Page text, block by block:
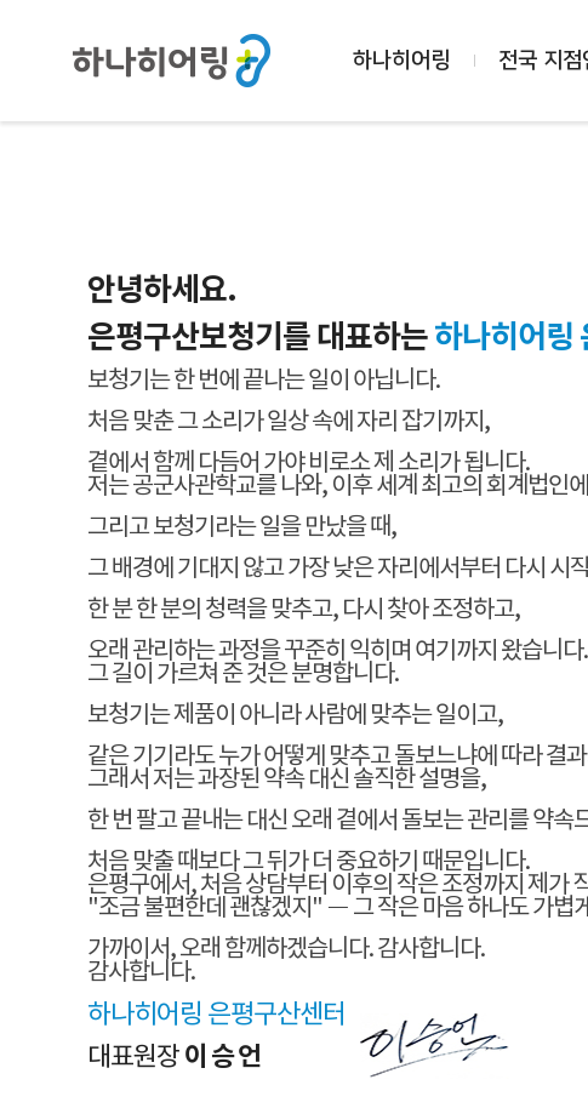
하나히어링 전국 지점
안녕하세요.
은평구산보청기를 대표하는하나히어링
보청기는 한 번에 끝나는 일이 아닙니다.
처음 맞춘 그 소리가 일상 속에 자리 잡기까지,
곁에서 함께 다듬어 가야 비로소 제 소리가 됩니다.
저는 공군사관학교를 나와, 이후 세계 최고의 회계법인
그리고 보청기라는 일을 만났을 때,
그 배경에 기대지 않고 가장 낮은 자리에서부터 다시 시
한 분 한 분의 청력을 맞추고, 다시 찾아 조정하고,
오래 관리하는 과정을 꾸준히 익히며 여기까지 왔습니다.
그 길이 가르쳐 준 것은 분명합니다.
보청기는 제품이 아니라 사람에 맞추는 일이고,
같은 기기라도 누가 어떻게 맞추고 돌보느냐에 따라 결
그래서 저는 과장된 약속 대신 솔직한 설명을,
한 번 팔고 끝내는 대신 오래 곁에서 돌보는 관리를 약속
처음 맞출 때보다 그 뒤가 더 중요하기 때문입니다.
은평구에서, 처음 상담부터 이후의 작은 조정까지 제가
"조금 불편한데 괜찮겠지" — 그 작은 마음 하나도 가볍
가까이서, 오래 함께하겠습니다. 감사합니다.
감사합니다.
하나히어링 은평구산센터
대표원장 이승언